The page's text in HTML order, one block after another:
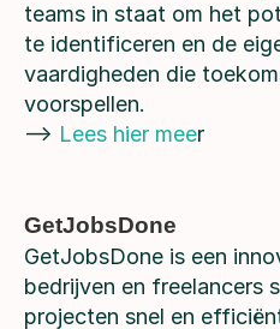
teams in staat om het
te identificeren en de
vaardigheden die
voorspellen.
--> Lees hier meer
GetJobsDone
GetJobsDone is een
bedrijven en freelancers
projecten snel en